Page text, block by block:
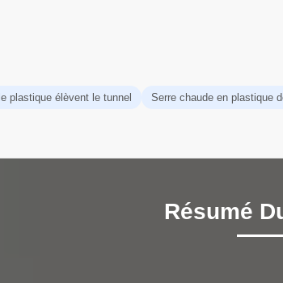
le plastique élèvent le tunnel Serre chaude en plastique
Résumé